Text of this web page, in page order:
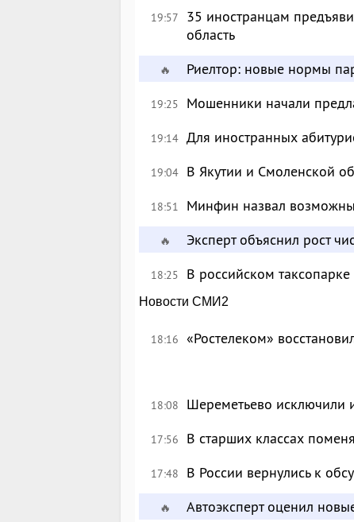
19:57
35 иностранцам
область
🔥 Риелтор: новые нормы
19:25 Мошенники начали
19:14 Для иностранных
19:04 В Якутии и Смоленской
18:51 Минфин назвал
🔥 Эксперт объяснил рост
18:25 В российском
Новости СМИ2
18:16 «Ростелеком»
18:08 Шереметьево исключили
17:56 В старших классах
17:48 В России вернулись к
🔥 Автоэксперт оценил